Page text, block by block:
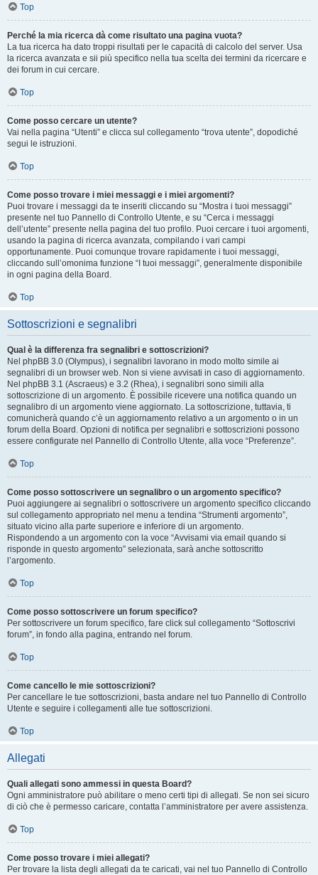
Top
Perché la mia ricerca dà come risultato una pagina vuota?
La tua ricerca ha dato troppi risultati per le capacità di calcolo del server. Usa
la ricerca avanzata e sii più specifico nella tua scelta dei termini da ricercare e
dei forum in cui cercare.
Top
Come posso cercare un utente?
Vai nella pagina “Utenti” e clicca sul collegamento “trova utente”, dopodiché
segui le istruzioni.
Top
Come posso trovare i miei messaggi e i miei argomenti?
Puoi trovare i messaggi da te inseriti cliccando su “Mostra i tuoi messaggi”
presente nel tuo Pannello di Controllo Utente, e su “Cerca i messaggi
dell’utente” presente nella pagina del tuo profilo. Puoi cercare i tuoi argomenti,
usando la pagina di ricerca avanzata, compilando i vari campi
opportunamente. Puoi comunque trovare rapidamente i tuoi messaggi,
cliccando sull’omonima funzione “I tuoi messaggi”, generalmente disponibile
in ogni pagina della Board.
Top
Sottoscrizioni e segnalibri
Qual è la differenza fra segnalibri e sottoscrizioni?
Nel phpBB 3.0 (Olympus), i segnalibri lavorano in modo molto simile ai
segnalibri di un browser web. Non si viene avvisati in caso di aggiornamento.
Nel phpBB 3.1 (Ascraeus) e 3.2 (Rhea), i segnalibri sono simili alla
sottoscrizione di un argomento. È possibile ricevere una notifica quando un
segnalibro di un argomento viene aggiornato. La sottoscrizione, tuttavia, ti
comunicherà quando c’è un aggiornamento relativo a un argomento o in un
forum della Board. Opzioni di notifica per segnalibri e sottoscrizioni possono
essere configurate nel Pannello di Controllo Utente, alla voce “Preferenze”.
Top
Come posso sottoscrivere un segnalibro o un argomento specifico?
Puoi aggiungere ai segnalibri o sottoscrivere un argomento specifico cliccando
sul collegamento appropriato nel menu a tendina “Strumenti argomento”,
situato vicino alla parte superiore e inferiore di un argomento.
Rispondendo a un argomento con la voce “Avvisami via email quando si
risponde in questo argomento” selezionata, sarà anche sottoscritto
l’argomento.
Top
Come posso sottoscrivere un forum specifico?
Per sottoscrivere un forum specifico, fare click sul collegamento “Sottoscrivi
forum”, in fondo alla pagina, entrando nel forum.
Top
Come cancello le mie sottoscrizioni?
Per cancellare le tue sottoscrizioni, basta andare nel tuo Pannello di Controllo
Utente e seguire i collegamenti alle tue sottoscrizioni.
Top
Allegati
Quali allegati sono ammessi in questa Board?
Ogni amministratore può abilitare o meno certi tipi di allegati. Se non sei sicuro
di ciò che è permesso caricare, contatta l’amministratore per avere assistenza.
Top
Come posso trovare i miei allegati?
Per trovare la lista degli allegati da te caricati, vai nel tuo Pannello di Controllo